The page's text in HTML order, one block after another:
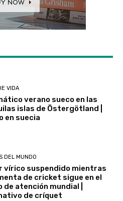
VIDA
verano sueco en las
islas de Östergötland |
en suecia
DEL MUNDO
vírico suspendido mientras
de cricket sigue en el
de atención mundial |
de críquet